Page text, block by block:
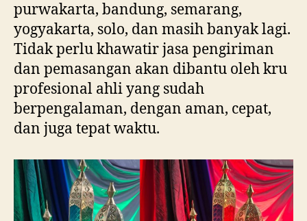
purwakarta, bandung, semarang,
yogyakarta, solo, dan masih banyak lagi.
Tidak perlu khawatir jasa pengiriman
dan pemasangan akan dibantu oleh kru
profesional ahli yang sudah
berpengalaman, dengan aman, cepat,
dan juga tepat waktu.